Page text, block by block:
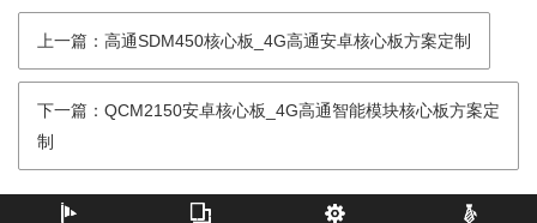
上一篇：高通SDM450核心板_4G高通安卓核心板方案定制
下一篇：QCM2150安卓核心板_4G高通智能模块核心板方案定
制